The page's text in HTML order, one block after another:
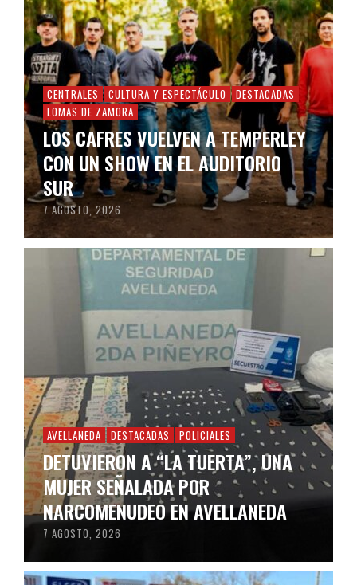
CENTRALES CULTURA Y ESPECTÁCULO
DESTACADAS
LOMAS DE ZAMORA
LOS CAFRES VUELVEN A TEMPERLEY
CON UN SHOW EN EL AUDITORIO
SUR
7 AGOSTO, 2026
AVELLANEDA DESTACADAS POLICIALES
DETUVIERON A “LA TUERTA”, UNA
MUJER SEÑALADA POR
NARCOMENUDEO EN AVELLANEDA
7 AGOSTO, 2026